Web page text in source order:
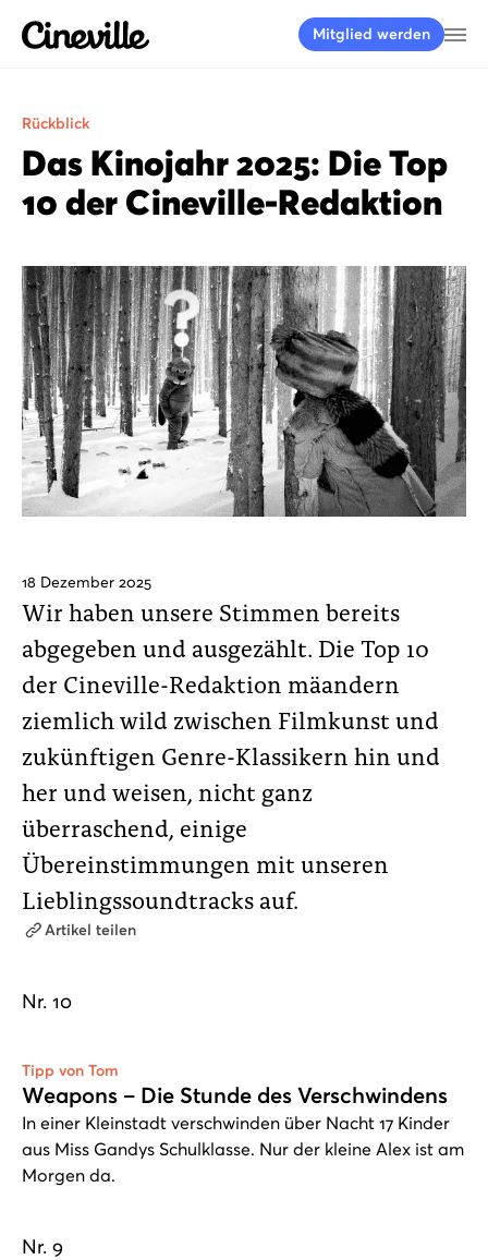
Cineville Logo
Mitglied werden
Rückblick
Das Kinojahr 2025: Die Top
10 der Cineville-Redaktion
18 Dezember 2025
Wir haben unsere Stimmen bereits
abgegeben und ausgezählt. Die Top 10
der Cineville-Redaktion mäandern
ziemlich wild zwischen Filmkunst und
zukünftigen Genre-Klassikern hin und
her und weisen, nicht ganz
überraschend, einige
Übereinstimmungen mit unseren
Lieblingssoundtracks auf.
Artikel teilen
Nr. 10
Tipp von Tom
Weapons – Die Stunde des Verschwindens
In einer Kleinstadt verschwinden über Nacht 17 Kinder
aus Miss Gandys Schulklasse. Nur der kleine Alex ist am
Morgen da.
Nr. 9